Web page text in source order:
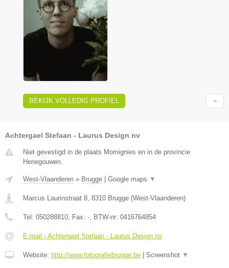
BEKIJK VOLLEDIG PROFIEL
Achtergael Stefaan - Laurus Design nv
Niet gevestigd in de plaats Momignies en in de provincie
Henegouwen.
West-Vlaanderen » Brugge Google maps ▼
Marcus Laurinstraat 8 8310 Brugge (West-Vlaanderen)
Tel: 050288810 , Fax: - , BTW-nr: 0416764854
E-mail › Achtergael Stefaan - Laurus Design nv
Website: http://www.fotografiebrugge.be Screenshot ▼